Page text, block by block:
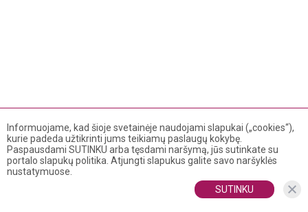
Informuojame, kad šioje svetainėje naudojami slapukai („cookies“),
kurie padeda užtikrinti jums teikiamų paslaugų kokybę.
Paspausdami SUTINKU arba tęsdami naršymą, jūs sutinkate su
portalo slapukų politika. Atjungti slapukus galite savo naršyklės
nustatymuose.
SUTINKU